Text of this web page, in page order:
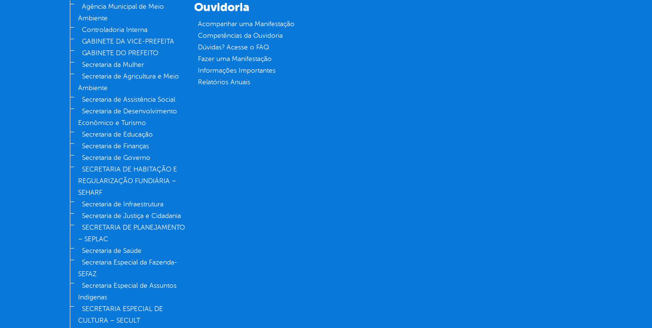
Agência Municipal de Meio
Ambiente
Controladoria Interna
GABINETE DA VICE-PREFEITA
GABINETE DO PREFEITO
Secretaria da Mulher
Secretaria de Agricultura e Meio
Ambiente
Secretaria de Assistência Social
Secretaria de Desenvolvimento
Econômico e Turismo
Secretaria de Educação
Secretaria de Finanças
Secretaria de Governo
SECRETARIA DE HABITAÇÃO E
REGULARIZAÇÃO FUNDIÁRIA –
SEHARF
Secretaria de Infraestrutura
Secretaria de Justiça e Cidadania
SECRETARIA DE PLANEJAMENTO
– SEPLAC
Secretaria de Saúde
Secretaria Especial da Fazenda-
SEFAZ
Secretaria Especial de Assuntos
Indígenas
SECRETARIA ESPECIAL DE
CULTURA – SECULT
Ouvidoria
Acompanhar uma Manifestação
Competências da Ouvidoria
Dúvidas? Acesse o FAQ
Fazer uma Manifestação
Informações Importantes
Relatórios Anuais